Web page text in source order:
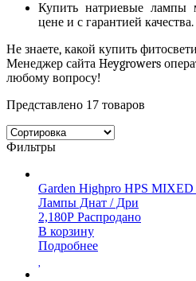
Купить натриевые лампы
цене и с гарантией качества.
Не знаете, какой купить
Менеджер сайта Heygrowers
любому вопросу!
Представлено 17 товаров
Фильтры
Garden Highpro HPS
Лампы Днат / Дри
2,180Р Распродано
В корзину
Подробнее